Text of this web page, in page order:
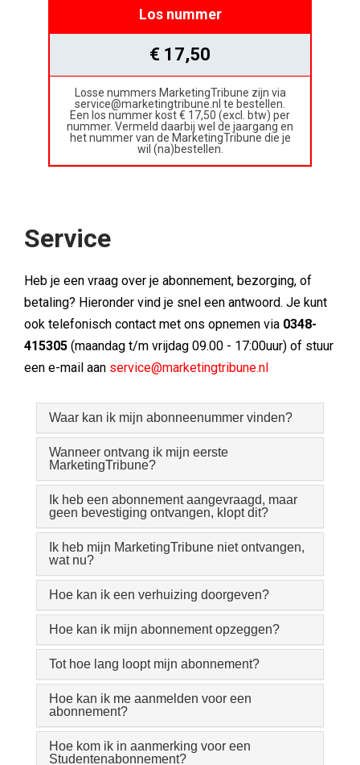
Los nummer
€ 17,50
Losse nummers MarketingTribune zijn via
service@marketingtribune.nl te bestellen.
Een los nummer kost € 17,50 (excl. btw) per
nummer. Vermeld daarbij wel de jaargang en
het nummer van de MarketingTribune die je
wil (na)bestellen.
Service
Heb je een vraag over je abonnement, bezorging, of
betaling? Hieronder vind je snel een antwoord. Je kunt
ook telefonisch contact met ons opnemen via 0348-
415305 (maandag t/m vrijdag 09.00 - 17:00uur) of stuur
een e-mail aan service@marketingtribune.nl
Waar kan ik mijn abonneenummer vinden?
Wanneer ontvang ik mijn eerste
MarketingTribune?
Ik heb een abonnement aangevraagd, maar
geen bevestiging ontvangen, klopt dit?
Ik heb mijn MarketingTribune niet ontvangen,
wat nu?
Hoe kan ik een verhuizing doorgeven?
Hoe kan ik mijn abonnement opzeggen?
Tot hoe lang loopt mijn abonnement?
Hoe kan ik me aanmelden voor een
abonnement?
Hoe kom ik in aanmerking voor een
Studentenabonnement?